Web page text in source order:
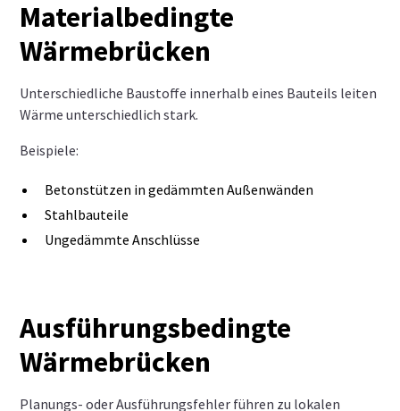
Materialbedingte
Wärmebrücken
Unterschiedliche Baustoffe innerhalb eines Bauteils leiten
Wärme unterschiedlich stark.
Beispiele:
Betonstützen in gedämmten Außenwänden
Stahlbauteile
Ungedämmte Anschlüsse
Ausführungsbedingte
Wärmebrücken
Planungs- oder Ausführungsfehler führen zu lokalen